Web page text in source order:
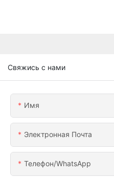
Свяжись с нами
Имя
Электронная Почта
Телефон/WhatsApp